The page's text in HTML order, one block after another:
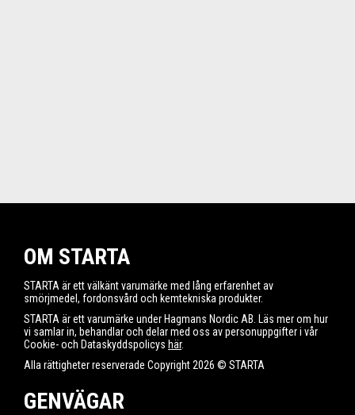
OM STARTA
STARTA är ett välkänt varumärke med lång erfarenhet av
smörjmedel, fordonsvård och kemtekniska produkter.
STARTA är ett varumärke under Hagmans Nordic AB. Läs mer om hur
vi samlar in, behandlar och delar med oss av personuppgifter i vår
Cookie- och Dataskyddspolicys här.
Alla rättigheter reserverade Copyright 2026 © STARTA
GENVÄGAR